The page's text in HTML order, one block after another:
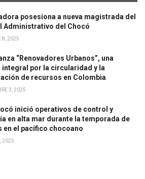
posesiona a nueva magistrada del
Administrativo del Chocó
8, 2025
“Renovadores Urbanos”, una
integral por la circularidad y la
de recursos en Colombia
3, 2025
inició operativos de control y
en alta mar durante la temporada de
en el pacífico chocoano
2025